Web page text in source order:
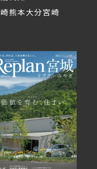
熊本大分宮崎